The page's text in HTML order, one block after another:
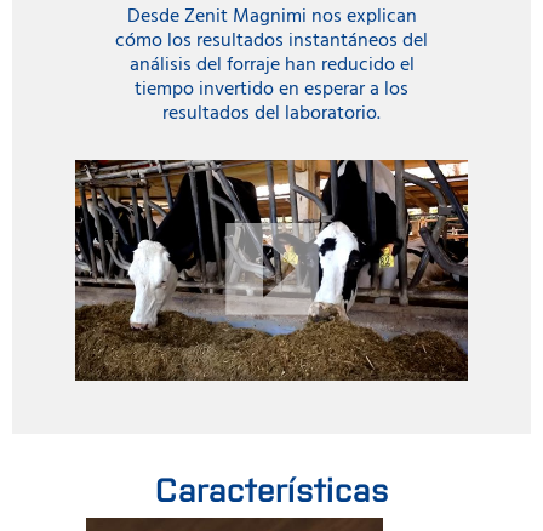
Desde Zenit Magnimi nos explican
cómo los resultados instantáneos del
análisis del forraje han reducido el
tiempo invertido en esperar a los
resultados del laboratorio.
Características